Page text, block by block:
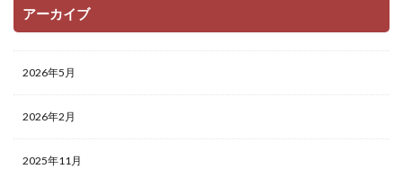
アーカイブ
2026年5月
2026年2月
2025年11月